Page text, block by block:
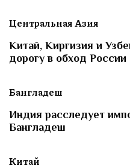
Центральная Азия
Китай, Киргизия и
дорогу в обход России
Бангладеш
Индия расследует
Бангладеш
Китай